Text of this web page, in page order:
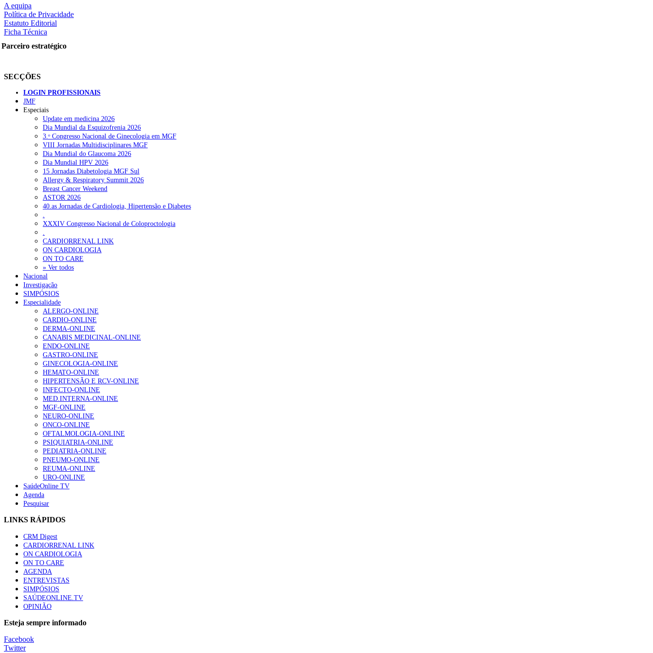
nas redes sociais:
RECENTES
Quase 11.900 jovens recorreram aos cheques psicólogo e nutricionista no primeiro mês
ULS de Coimbra estreia cirurgia endoscópica do ouvido com apoio robótico em Portugal
Enfermeiros exigem esclarecimentos sobre eventual gestão privada da ULS do Algarve
Ordem dos Médicos alerta para riscos no novo sistema de acesso a consultas e cirurgias
Portugal está a formar os médicos de que precisa?
MAIS LIDAS
Enfermagem Forense. “Da urgência ao tribunal, cada gesto conta e cada profissional faz a diferença”
203 visualizações
1.º Episódio do Podcast “Frequência Cardio – Sintoniza-te na Insuficiência Cardíaca” da Bayer
202 visualizações
Alguns milhares de utentes podem ficar sem médico de família com nova regras do registo, alerta associação
160 visualizações
“Os programas de rastreio do cancro do pulmão são custo-efetivos e representam um investimento sustentável para os sistemas de saúde”
94 visualizações
Quase quatro em cada dez doentes com enfarte apresentavam níveis elevados de Lp(a), revela estudo
Trodelvy aprovado para primeira linha no cancro da mama triplo negativo metastático em doentes não elegíveis para inibidores PD-(L)1
61 visualizações
MAIS NOTÍCIAS
7 Ago, 2026
A equipa
Política de Privacidade
Estatuto Editorial
Ficha Técnica
Parceiro estratégico
SECÇÕES
LOGIN PROFISSIONAIS
JMF
Especiais
Update em medicina 2026
Dia Mundial da Esquizofrenia 2026
3.ᵒ Congresso Nacional de Ginecologia em MGF
VIII Jornadas Multidisciplinares MGF
Dia Mundial do Glaucoma 2026
Dia Mundial HPV 2026
15 Jornadas Diabetologia MGF Sul
Allergy & Respiratory Summit 2026
Breast Cancer Weekend
ASTOR 2026
40.as Jornadas de Cardiologia, Hipertensão e Diabetes
.
XXXIV Congresso Nacional de Coloproctologia
.
CARDIORRENAL LINK
ON CARDIOLOGIA
ON TO CARE
» Ver todos
Nacional
Investigação
SIMPÓSIOS
Especialidade
ALERGO-ONLINE
CARDIO-ONLINE
DERMA-ONLINE
CANABIS MEDICINAL-ONLINE
ENDO-ONLINE
GASTRO-ONLINE
GINECOLOGIA-ONLINE
HEMATO-ONLINE
HIPERTENSÃO E RCV-ONLINE
INFECTO-ONLINE
MED.INTERNA-ONLINE
MGF-ONLINE
NEURO-ONLINE
ONCO-ONLINE
OFTALMOLOGIA-ONLINE
PSIQUIATRIA-ONLINE
PEDIATRIA-ONLINE
PNEUMO-ONLINE
REUMA-ONLINE
URO-ONLINE
SaúdeOnline TV
Agenda
Pesquisar
LINKS RÁPIDOS
CRM Digest
CARDIORRENAL LINK
ON CARDIOLOGIA
ON TO CARE
AGENDA
ENTREVISTAS
SIMPÓSIOS
SAÚDEONLINE.TV
OPINIÃO
Esteja sempre informado
Facebook
Twitter